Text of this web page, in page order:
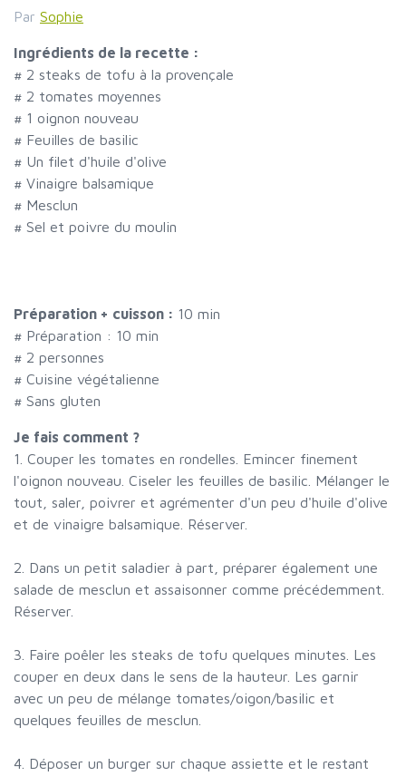
Par Sophie
Ingrédients de la recette :
# 2 steaks de tofu à la provençale
# 2 tomates moyennes
# 1 oignon nouveau
# Feuilles de basilic
# Un filet d'huile d'olive
# Vinaigre balsamique
# Mesclun
# Sel et poivre du moulin
Préparation + cuisson : 10 min
# Préparation : 10 min
# 2 personnes
# Cuisine végétalienne
# Sans gluten
Je fais comment ?
1. Couper les tomates en rondelles. Emincer finement
l'oignon nouveau. Ciseler les feuilles de basilic. Mélanger le
tout, saler, poivrer et agrémenter d'un peu d'huile d'olive
et de vinaigre balsamique. Réserver.
2. Dans un petit saladier à part, préparer également une
salade de mesclun et assaisonner comme précédemment.
Réserver.
3. Faire poêler les steaks de tofu quelques minutes. Les
couper en deux dans le sens de la hauteur. Les garnir
avec un peu de mélange tomates/oigon/basilic et
quelques feuilles de mesclun.
4. Déposer un burger sur chaque assiette et le restant